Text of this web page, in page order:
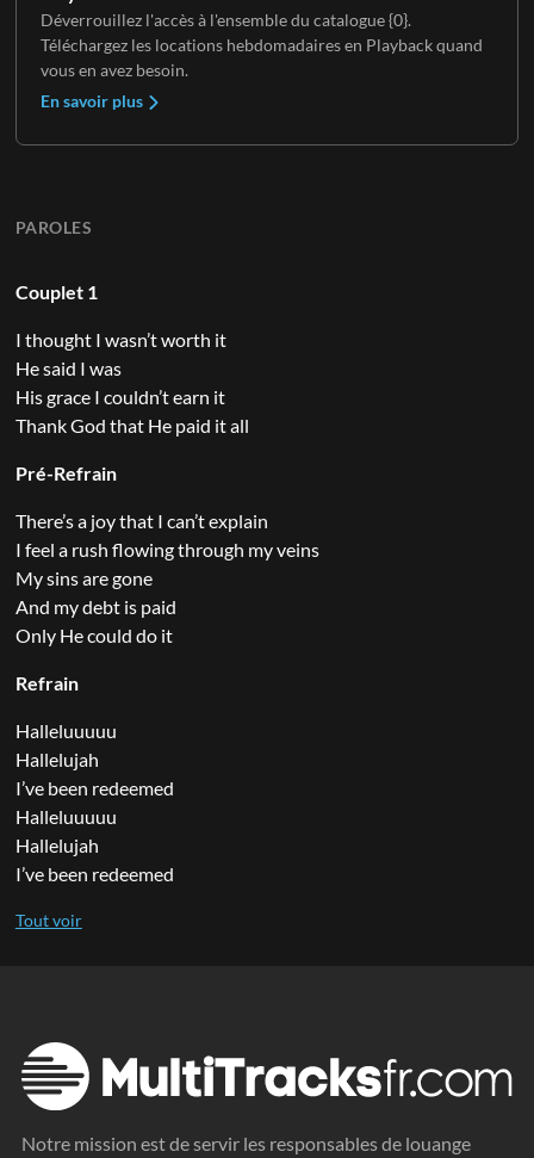
Déverrouillez l'accès à l'ensemble du catalogue {0}.
Téléchargez les locations hebdomadaires en Playback quand
vous en avez besoin.
En savoir plus
PAROLES
Couplet 1
I thought I wasn’t worth it
He said I was
His grace I couldn’t earn it
Thank God that He paid it all
Pré-Refrain
There’s a joy that I can’t explain
I feel a rush flowing through my veins
My sins are gone
And my debt is paid
Only He could do it
Refrain
Halleluuuuu
Hallelujah
I’ve been redeemed
Halleluuuuu
Hallelujah
I’ve been redeemed
Notre mission est de servir les responsables de louange